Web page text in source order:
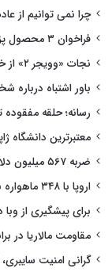
چرا نمی توانیم از
فراخوان ۳ محصول پزشکی و دارویی به دلیل خطرهای کیفی و ایمنی
نجات «وویجر ۲» از خاموشی؛ تدبیر ناسا برای حفظ کاوشگر ۴۸ ساله
باور اشتباه
رسانه؛ حلقه
معتبرترین دانشگاه
ضربه ۵۶۷ میلیون دلاری به متا؛ اینستاگرام زیر تیغ دادگاه
اروپا با ۳۴۸ ماهواره به جنگ انحصار استارلینک می‌رود
برای پیشگیری از
مقاومت مالاریا در
گرانی امنیت